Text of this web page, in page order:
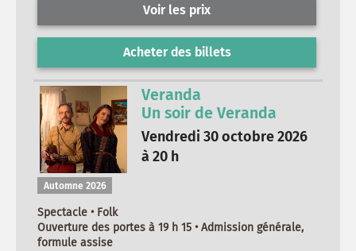
Voir les prix
Acheter des billets
Veranda
Un soir de Veranda
Vendredi 30 octobre 2026
à 20 h
Automne 2026
Spectacle • Folk
Ouverture des portes à 19 h 15 • Admission générale,
formule assise